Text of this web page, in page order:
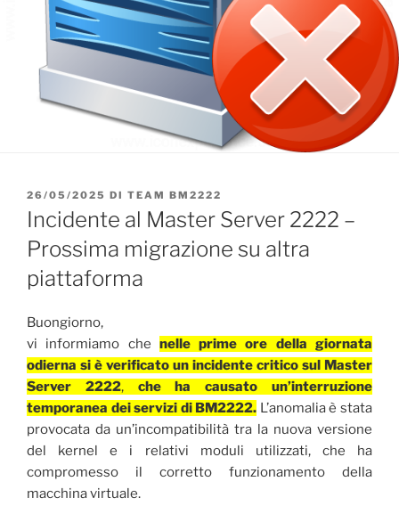
PUBBLICATO
IL
26/05/2025 DI TEAM BM2222
Incidente al Master Server 2222 –
Prossima migrazione su altra
piattaforma
Buongiorno,
vi informiamo che nelle prime ore della giornata
odierna si è verificato un incidente critico sul Master
Server 2222, che ha causato un’interruzione
temporanea dei servizi di BM2222. L’anomalia è stata
provocata da un’incompatibilità tra la nuova versione
del kernel e i relativi moduli utilizzati, che ha
compromesso il corretto funzionamento della
macchina virtuale.